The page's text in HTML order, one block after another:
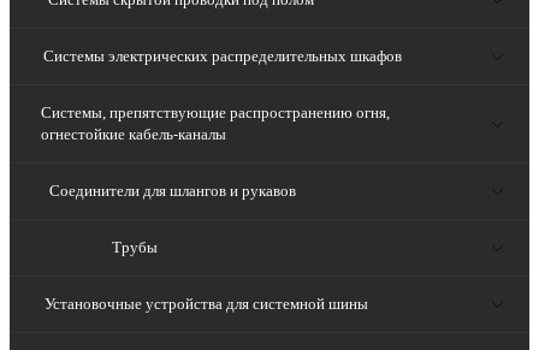
Системы электрических распределительных шкафов
Системы, препятствующие распространению огня,
огнестойкие кабель-каналы
Соединители для шлангов и рукавов
Трубы
Установочные устройства для системной шины